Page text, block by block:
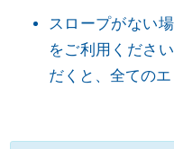
スロープがない
をご利用くださ
だくと、全てのエ